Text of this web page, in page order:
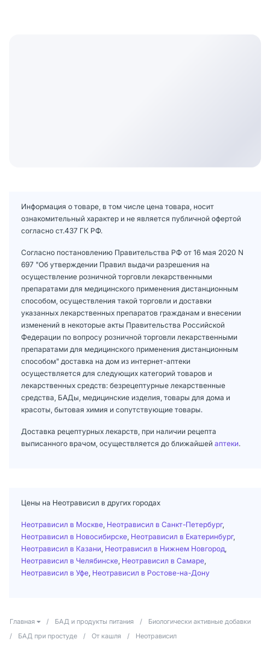
Информация о товаре, в том числе цена товара, носит
ознакомительный характер и не является публичной офертой
согласно ст.437 ГК РФ.
Согласно постановлению Правительства РФ от 16 мая 2020 N
697 "Об утверждении Правил выдачи разрешения на
осуществление розничной торговли лекарственными
препаратами для медицинского применения дистанционным
способом, осуществления такой торговли и доставки
указанных лекарственных препаратов гражданам и внесении
изменений в некоторые акты Правительства Российской
Федерации по вопросу розничной торговли лекарственными
препаратами для медицинского применения дистанционным
способом" доставка на дом из интернет-аптеки
осуществляется для следующих категорий товаров и
лекарственных средств: безрецептурные лекарственные
средства, БАДы, медицинские изделия, товары для дома и
красоты, бытовая химия и сопутствующие товары.
Доставка рецептурных лекарств, при наличии рецепта
выписанного врачом, осуществляется до ближайшей аптеки.
Цены на Неотрависил в других городах
Неотрависил в Москве Неотрависил в Санкт-Петербург,
Неотрависил в Новосибирске Неотрависил в Екатеринбург,
Неотрависил в Казани Неотрависил в Нижнем Новгород
Неотрависил в Челябинске Неотрависил в Самаре
Неотрависил в Уфе Неотрависил в Ростове-на-Дону
Главная / БАД и продукты питания /
Биологически активные добавки
/
БАД при простуде / От кашля / Неотрависил